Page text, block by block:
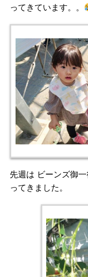
ってきています。。
先週は ビーンズ御
ってきました。